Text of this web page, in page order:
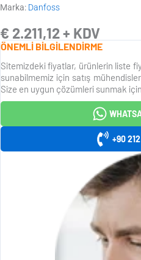
Marka: Danfoss
€ 2.211,12+ KDV
ÖNEMLİ BİLGİLENDİRME
Sitemizdeki fiyatlar, ürünlerin liste
sunabilmemiz için satış
Size en uygun çözümleri sunmak
+90